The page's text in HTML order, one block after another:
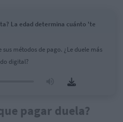
La edad determina cuánto 'te
métodos de pago. ¿Le duele más
digital?
pagar duela?